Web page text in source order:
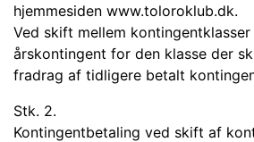
hjemmesiden www.toloroklub.dk.
Ved skift mellem
årskontingent for den klasse der
fradrag af tidligere betalt
Stk. 2.
Kontingentbetaling ved skift af